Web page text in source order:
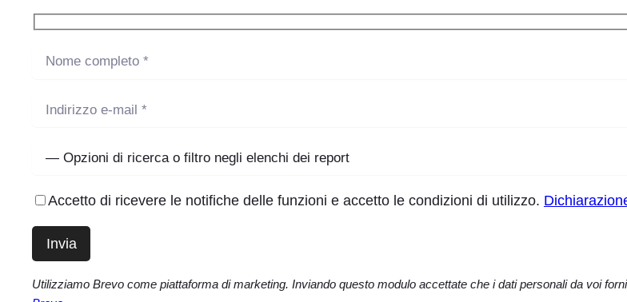
Accetto di ricevere le notifiche delle funzioni e accetto le condizioni di utilizzo.
Utilizziamo Brevo come piattaforma di marketing. Inviando questo modulo accettate che i dati personali da voi